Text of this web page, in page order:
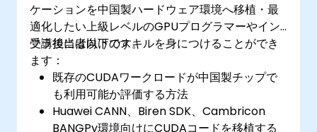
ケーションを中国製ハードウェア環境へ移植・最
適化したい上級レベルのGPUプログラマーやイン
フラ担当者向けです。
受講後には以下のスキルを身につけることができ
ます：
既存のCUDAワークロードが中国製チップで
も利用可能か評価する方法
Huawei CANN、Biren SDK、Cambricon
BANGPy環境向けにCUDAコードを移植する